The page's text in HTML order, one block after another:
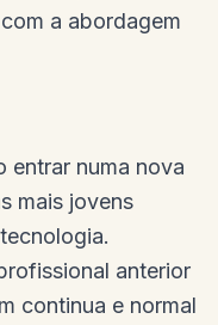
a abordagem
entrar numa nova
mais jovens
anterior
continua e normal